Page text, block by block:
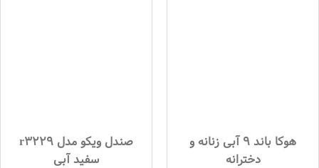
هوکا باند 9 آبی زنانه و
دخترانه
صندل ویکو مدل r3229
سفید آبی